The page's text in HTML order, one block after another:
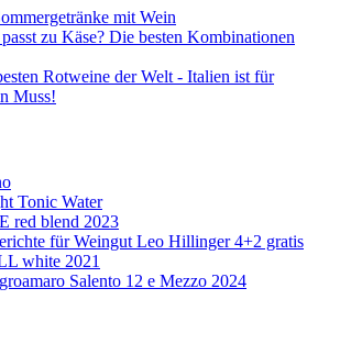
mit Wein
zu Käse? Die besten Kombinationen
Rotweine der Welt - Italien ist für
Muss!
Tonic Water
red blend 2023
für Weingut Leo Hillinger 4+2 gratis
white 2021
Salento 12 e Mezzo 2024